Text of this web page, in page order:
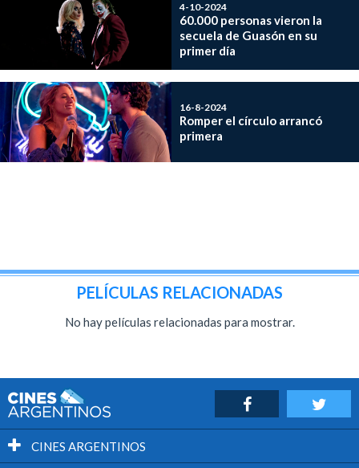
4-10-2024
60.000 personas vieron la
secuela de Guasón en su
primer día
16-8-2024
Romper el círculo arrancó
primera
PELÍCULAS RELACIONADAS
No hay películas relacionadas para mostrar.
CINES ARGENTINOS